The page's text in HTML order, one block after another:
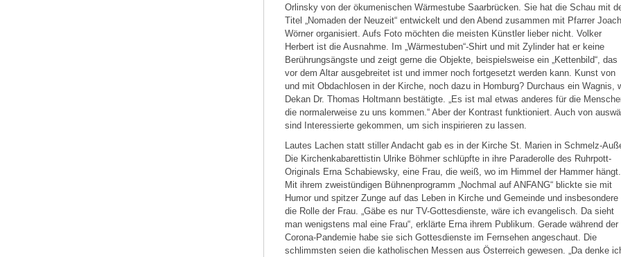
Orlinsky von der ökumenischen Wärmestube Saarbrücken. Sie hat die Schau mit
Titel „Nomaden der Neuzeit“ entwickelt und den Abend zusammen mit Pfarrer
Wörner organisiert. Aufs Foto möchten die meisten Künstler lieber nicht. Volker
Herbert ist die Ausnahme. Im „Wärmestuben“-Shirt und mit Zylinder hat er keine
Berührungsängste und zeigt gerne die Objekte, beispielsweise ein „Kettenbild“, das
vor dem Altar ausgebreitet ist und immer noch fortgesetzt werden kann. Kunst von
und mit Obdachlosen in der Kirche, noch dazu in Homburg? Durchaus ein Wagnis,
Dekan Dr. Thomas Holtmann bestätigte. „Es ist mal etwas anderes für die
die normalerweise zu uns kommen.“ Aber der Kontrast funktioniert. Auch von
sind Interessierte gekommen, um sich inspirieren zu lassen.
Lautes Lachen statt stiller Andacht gab es in der Kirche St. Marien in Schmelz-
Die Kirchenkabarettistin Ulrike Böhmer schlüpfte in ihre Paraderolle des Ruhrpott-
Originals Erna Schabiewsky, eine Frau, die weiß, wo im Himmel der Hammer hängt.
Mit ihrem zweistündigen Bühnenprogramm „Nochmal auf ANFANG“ blickte sie mit
Humor und spitzer Zunge auf das Leben in Kirche und Gemeinde und insbesondere
die Rolle der Frau. „Gäbe es nur TV-Gottesdienste, wäre ich evangelisch. Da sieht
man wenigstens mal eine Frau“, erklärte Erna ihrem Publikum. Gerade während der
Corona-Pandemie habe sie sich Gottesdienste im Fernsehen angeschaut. Die
schlimmsten seien die katholischen Messen aus Österreich gewesen. „Da denke